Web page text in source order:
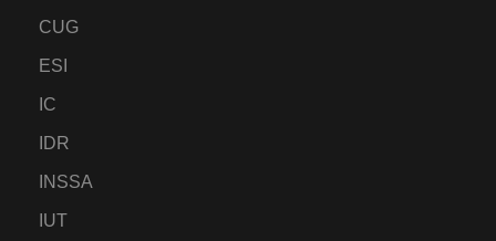
CUG
ESI
IC
IDR
INSSA
IUT